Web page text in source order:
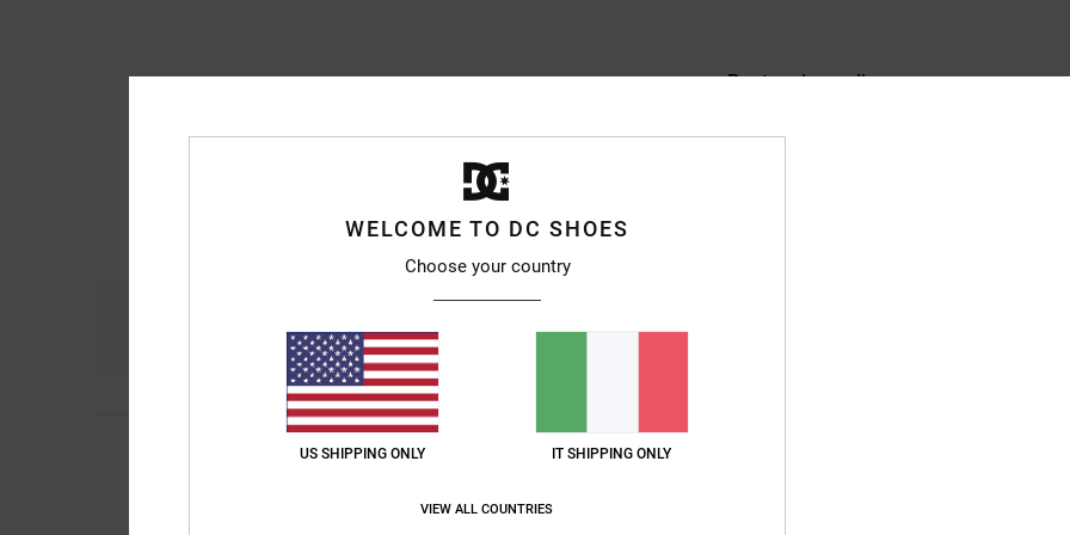
Punteggio medio
4.9
4.8
4.9
François 29. giugno 2026
Comfort : 5/5 Rapporto qualità-prezzo
WELCOME TO DC SHOES
Choose your country
US SHIPPING ONLY IT SHIPPING ONLY
VIEW ALL COUNTRIES